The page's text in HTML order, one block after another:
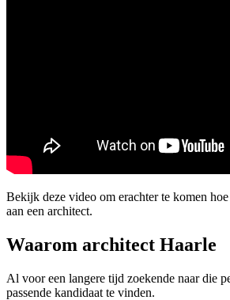
Bekijk deze video om erachter te komen
aan een architect.
Waarom architect Haarle
Al voor een langere tijd zoekende naar die
passende kandidaat te vinden.